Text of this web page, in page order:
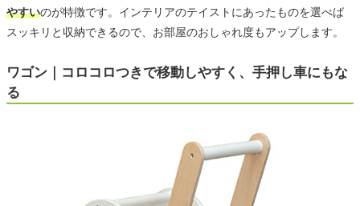
やすいのが特徴です。インテリアのテイストにあったものを選べば
スッキリと収納できるので、お部屋のおしゃれ度もアップします。
ワゴン｜コロコロつきで移動しやすく、手押し車にもな
る